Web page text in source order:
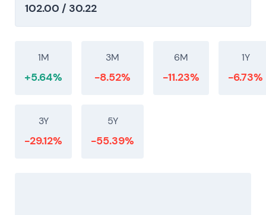
102.00 / 30.22
1M
+5.64%
3M
-8.52%
6M
-11.23%
1Y
-6.73%
3Y
-29.12%
5Y
-55.39%